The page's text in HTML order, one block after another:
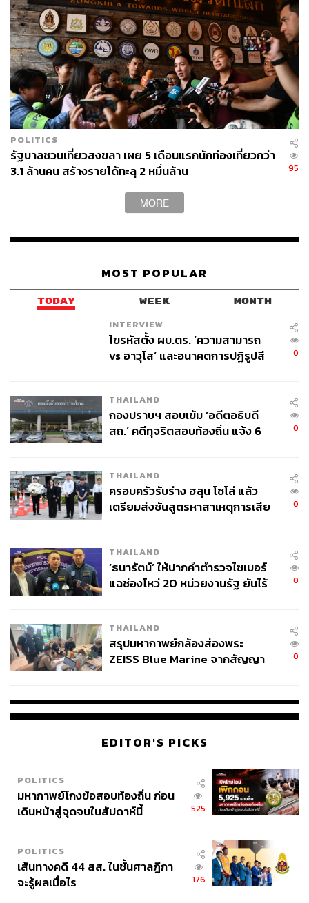
บรรณาธิการภาพ ประจำสำนักข่าว THE
STANDARD
POLITICS
รัฐบาลชวนเที่ยวสงขลา เผย 5 เดือนแรกนักท่องเที่ยวกว่า
3.1 ล้านคน สร้างรายได้ทะลุ 2 หมื่นล้าน
95
MORE
MOST POPULAR
TODAY WEEK MONTH
INTERVIEW
ไขรหัสตั้ง ผบ.ตร. ‘ความสามารถ
vs อาวุโส’ และอนาคตการปฏิรูปสี
0
THAILAND
กองปราบฯ สอบเข้ม ‘อดีตอธิบดี
สถ.’ คดีทุจริตสอบท้องถิ่น แจ้ง 6
0
THAILAND
ครอบครัวรับร่าง ฮลุน โซโล่ แล้ว
เตรียมส่งชันสูตรหาสาเหตุการเสีย
0
THAILAND
‘ธนารัตน์’ ให้ปากคำตำรวจไซเบอร์
แฉช่องโหว่ 20 หน่วยงานรัฐ ยันไร้
0
THAILAND
สรุปมหากาพย์กล้องส่องพระ
ZEISS Blue Marine จากสัญญา
จ่ายหนี้-แอบระบุแบรนด์
0
EDITOR'S PICKS
POLITICS
มหากาพย์โกงข้อสอบท้องถิ่น ก่อน
เดินหน้าสู่จุดจบในสัปดาห์นี้
525
POLITICS
เส้นทางคดี 44 สส. ในชั้นศาลฎีกา
จะรู้ผลเมื่อไร
176